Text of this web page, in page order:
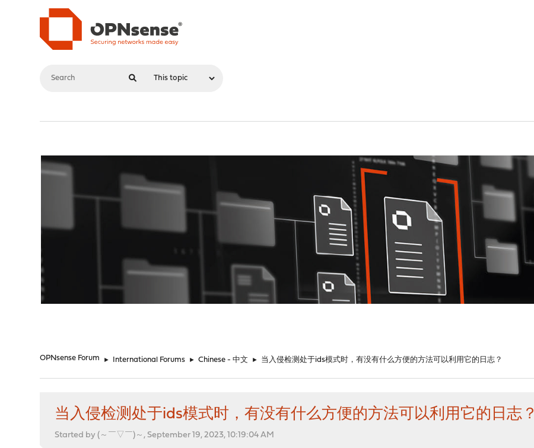
OPNsense Forum ► International Forums ► Chinese - 中文 ► 当入侵检测处于ids模式时，有没有什么方便的方法可以利用它的日志？
当入侵检测处于ids模式时，有没有什么方便的方法可以利用它的日志？
Started by (～￣▽￣)～, September 19, 2023, 10:19:04 AM